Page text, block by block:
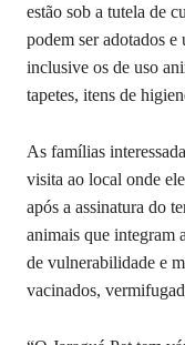
estão sob a tutela de
podem ser adotados
inclusive os de uso
tapetes, itens de
As famílias
visita ao local onde
após a assinatura do
animais que integram
de vulnerabilidade e
vacinados,